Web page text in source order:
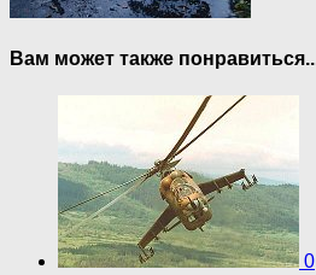
Вам может также
0